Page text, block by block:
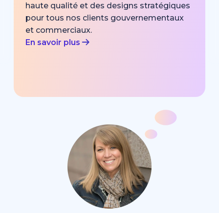
haute qualité et des designs stratégiques
pour tous nos clients gouvernementaux
et commerciaux.
En savoir plus